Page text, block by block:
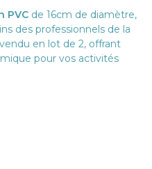
PVC de 16cm de diamètre,
des professionnels de la
en lot de 2, offrant
pour vos activités